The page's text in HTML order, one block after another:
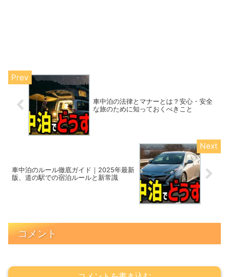
車中泊の法律とマナーとは？安心・安全
な旅のために知っておくべきこと
車中泊のルール徹底ガイド｜2025年最新
版、道の駅での宿泊ルールと新常識
コメント